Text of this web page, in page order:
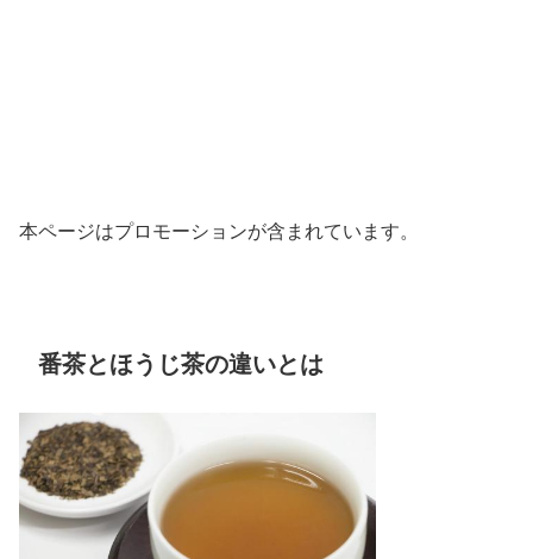
本ページはプロモーションが含まれています。
番茶とほうじ茶の違いとは